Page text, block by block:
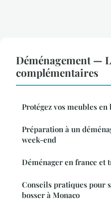
Déménagement —
complémentaires
Protégez vos meubles
Préparation à un
week-end
Déménager en france et
Conseils pratiques pour
bosser à Monaco